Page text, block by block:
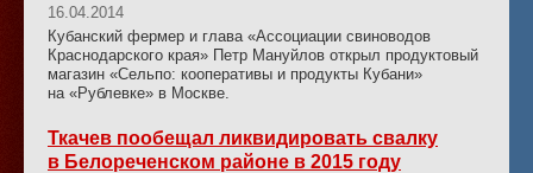
16.04.2014
Кубанский фермер и глава «Ассоциации свиноводов
Краснодарского края» Петр Мануйлов открыл продуктовый
магазин «Сельпо: кооперативы и продукты Кубани»
на «Рублевке» в Москве.
Ткачев пообещал ликвидировать свалку
в Белореченском районе в 2015 году